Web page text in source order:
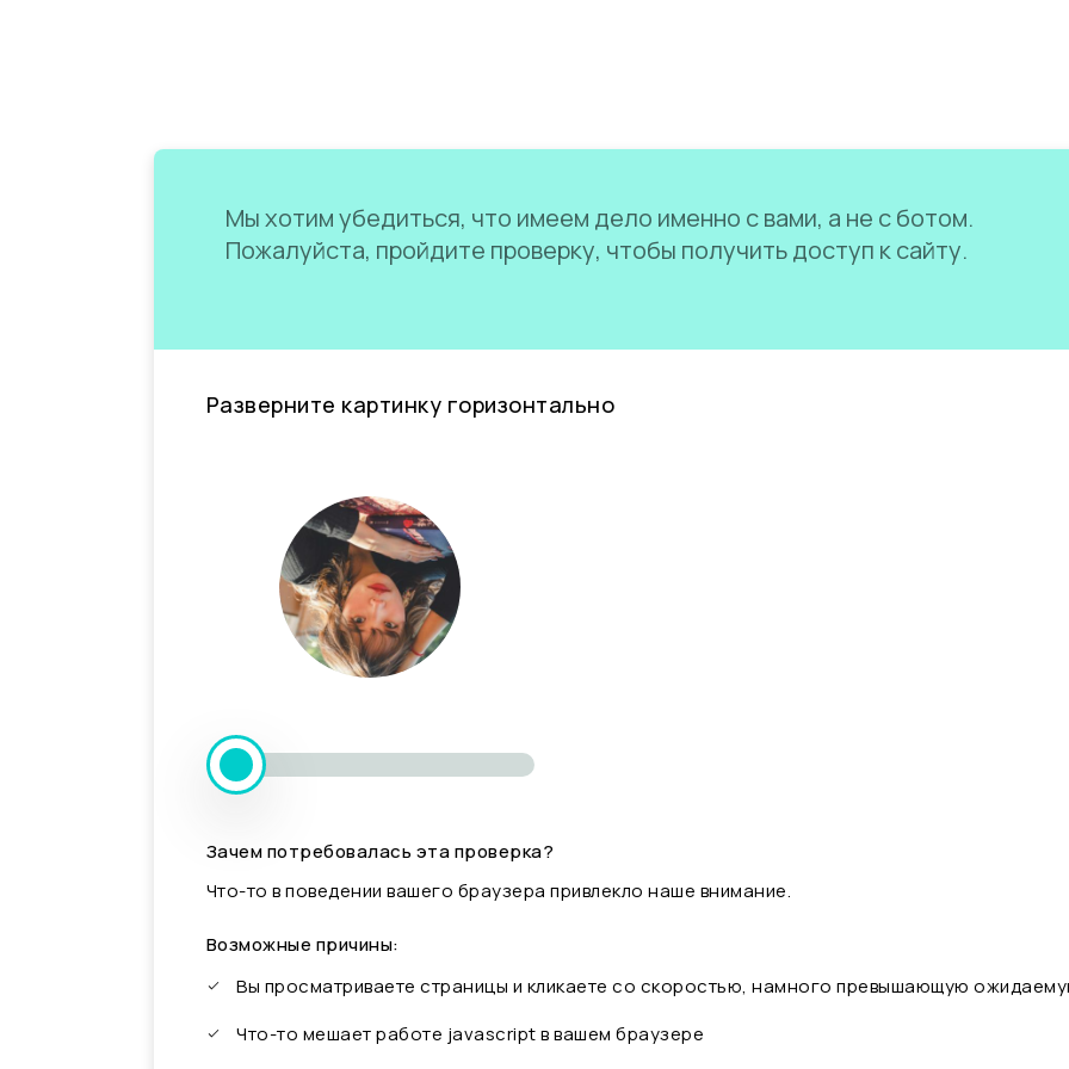
Мы хотим убедиться, что имеем дело именно с вами, а не с ботом.
Пожалуйста, пройдите проверку, чтобы получить доступ к сайту.
Разверните картинку горизонтально
Зачем потребовалась эта проверка?
Что-то в поведении вашего браузера привлекло наше внимание.
Возможные причины:
Вы просматриваете страницы и кликаете со скоростью, намного превышающую
Что-то мешает работе javascript в вашем браузере